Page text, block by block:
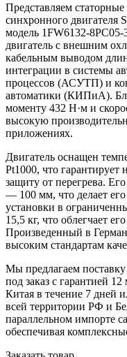
Представляем
синхронного двигателя
модель 1FW6132-
двигатель с внешним
кабельным выводом
интеграции в системы
процессов (АСУТП) и
автоматики (КИПиА).
моменту 432 Н·м и
высокую
приложениях.
Двигатель оснащен
Pt1000, что
защиту от перегрева.
— 100 мм, что делает
установки в
15,5 кг, что облегчает
Произведенный в
высоким стандартам
Мы предлагаем
под заказ с гарантией
Китая в течение 7 дней
всей территории РФ и
параллельном импорте
обеспечивая